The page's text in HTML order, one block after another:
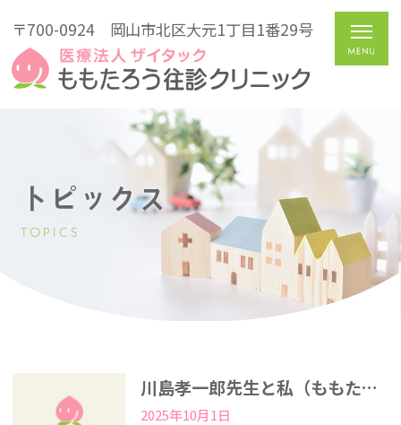
〒700-0924 岡山市北区大元1丁目1番29号
トピックス
TOPICS
川島孝一郎先生と私（ももたろう往診クリニック開院15周年記念特別講演会）
2025年10月1日